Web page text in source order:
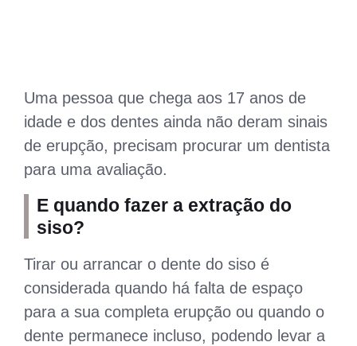
Uma pessoa que chega aos 17 anos de
idade e dos dentes ainda não deram sinais
de erupção, precisam procurar um dentista
para uma avaliação.
E quando fazer a extração do
siso?
Tirar ou arrancar o dente do siso é
considerada quando há falta de espaço
para a sua completa erupção ou quando o
dente permanece incluso, podendo levar a